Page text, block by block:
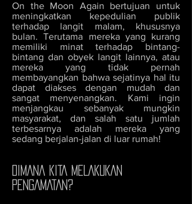
On the Moon Again bertujuan untuk
meningkatkan kepedulian publik
terhadap langit malam, khususnya
bulan. Terutama mereka yang kurang
memiliki minat terhadap bintang-
bintang dan obyek langit lainnya, atau
mereka yang tidak pernah
membayangkan bahwa sejatinya hal itu
dapat diakses dengan mudah dan
sangat menyenangkan. Kami ingin
menjangkau sebanyak mungkin
masyarakat, dan salah satu jumlah
terbesarnya adalah mereka yang
sedang berjalan-jalan di luar rumah!
DIMANA KITA MELAKUKAN
PENGAMATAN?